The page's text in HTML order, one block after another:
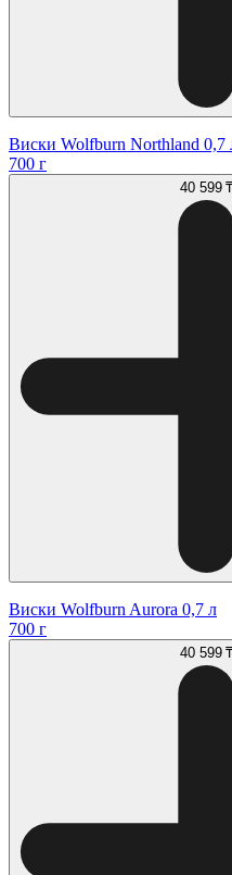
Виски Wolfburn Northland 0,7
700 г
40 599 ₸
Виски Wolfburn Aurora 0,7 л
700 г
40 599 ₸